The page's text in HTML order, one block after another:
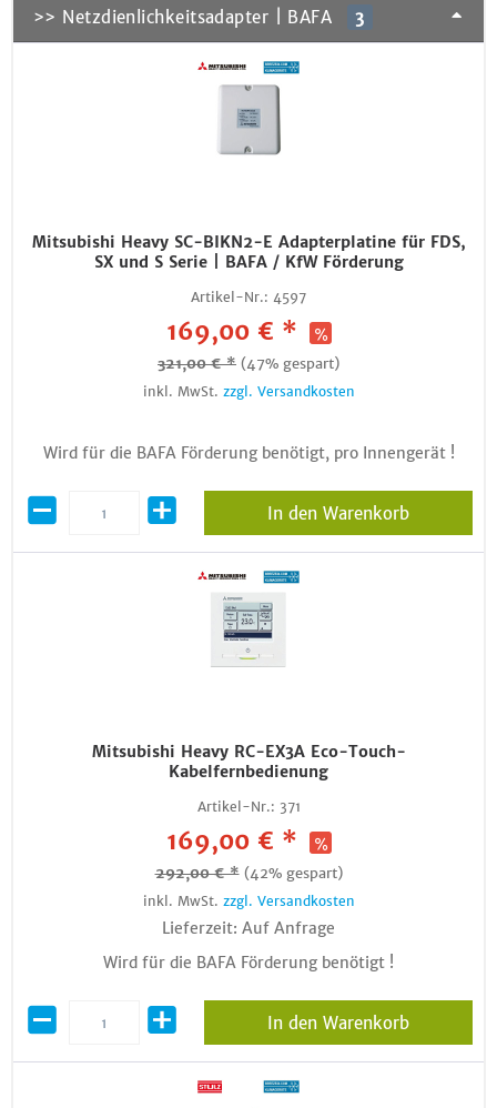
>> Netzdienlichkeitsadapter | BAFA 3
Mitsubishi Heavy SC-BIKN2-E Adapterplatine für FDS,
SX und S Serie | BAFA / KfW Förderung
Artikel-Nr.: 4597
169,00 € *
321,00 € * (47% gespart)
inkl. MwSt. zzgl. Versandkosten
Wird für die BAFA Förderung benötigt, pro Innengerät !
In den Warenkorb
Mitsubishi Heavy RC-EX3A Eco-Touch-
Kabelfernbedienung
Artikel-Nr.: 371
169,00 € *
292,00 € * (42% gespart)
inkl. MwSt. zzgl. Versandkosten
Lieferzeit: Auf Anfrage
Wird für die BAFA Förderung benötigt !
In den Warenkorb